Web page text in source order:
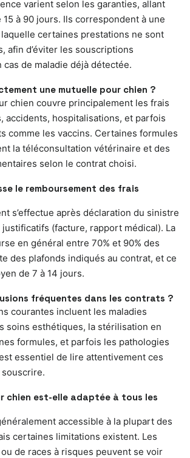
varient selon les garanties, allant
à 90 jours. Ils correspondent à une
certaines prestations ne sont
afin d’éviter les souscriptions
de maladie déjà détectée.
une mutuelle pour chien ?
chien couvre principalement les frais
accidents, hospitalisations, et parfois
comme les vaccins. Certaines formules
la téléconsultation vétérinaire et des
selon le contrat choisi.
le remboursement des frais
s’effectue après déclaration du sinistre
(facture, rapport médical). La
en général entre 70% et 90% des
des plafonds indiqués au contrat, et ce
de 7 à 14 jours.
fréquentes dans les contrats ?
courantes incluent les maladies
soins esthétiques, la stérilisation en
formules, et parfois les pathologies
essentiel de lire attentivement ces
chien est-elle adaptée à tous les
accessible à la plupart des
certaines limitations existent. Les
de races à risques peuvent se voir